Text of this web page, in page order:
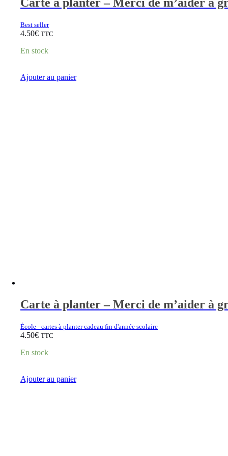
Carte à planter – Merci de m’aider à
Best seller
4.50€ TTC
En stock
Ajouter au panier
Carte à planter – Merci de m’aider à
École - cartes à planter cadeau fin d'année scolaire
4.50€ TTC
En stock
Ajouter au panier